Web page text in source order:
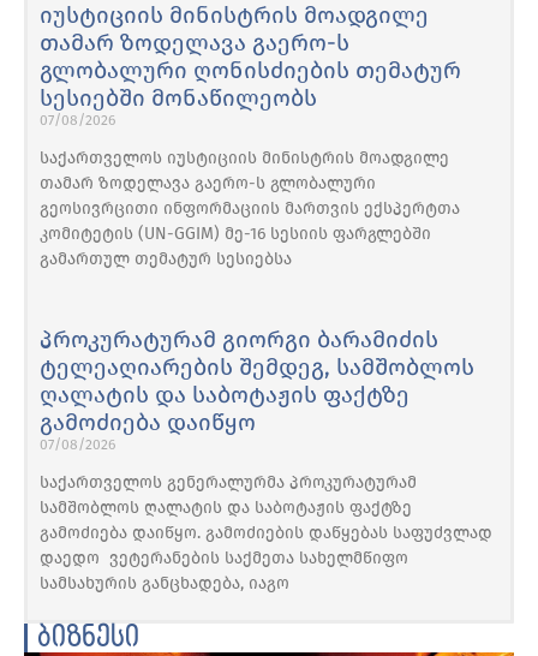
იუსტიციის მინისტრის მოადგილე
თამარ ზოდელავა გაერო-ს
გლობალური ღონისძიების თემატურ
სესიებში მონაწილეობს
07/08/2026
საქართველოს იუსტიციის მინისტრის მოადგილე
თამარ ზოდელავა გაერო-ს გლობალური
გეოსივრცითი ინფორმაციის მართვის ექსპერტთა
კომიტეტის (UN-GGIM) მე-16 სესიის ფარგლებში
გამართულ თემატურ სესიებსა
პროკურატურამ გიორგი ბარამიძის
ტელეაღიარების შემდეგ, სამშობლოს
ღალატის და საბოტაჟის ფაქტზე
გამოძიება დაიწყო
07/08/2026
საქართველოს გენერალურმა პროკურატურამ
სამშობლოს ღალატის და საბოტაჟის ფაქტზე
გამოძიება დაიწყო. გამოძიების დაწყებას საფუძვლად
დაედო ვეტერანების საქმეთა სახელმწიფო
სამსახურის განცხადება, იაგო
ბიზნესი